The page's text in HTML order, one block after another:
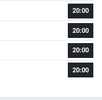
20:00
20:00
20:00
20:00